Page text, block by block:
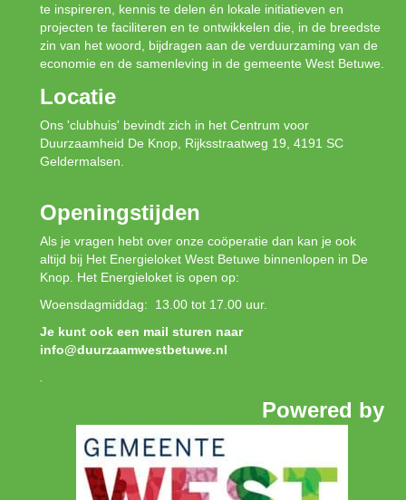
te inspireren, kennis te delen én lokale initiatieven en
projecten te faciliteren en te ontwikkelen die, in de breedste
zin van het woord, bijdragen aan de verduurzaming van de
economie en de samenleving in de gemeente West Betuwe.
Locatie
Ons 'clubhuis' bevindt zich in het Centrum voor
Duurzaamheid De Knop, Rijksstraatweg 19, 4191 SC
Geldermalsen.
Openingstijden
Als je vragen hebt over onze coöperatie dan kan je ook
altijd bij Het Energieloket West Betuwe binnenlopen in De
Knop. Het Energieloket is open op:
Woensdagmiddag: 13.00 tot 17.00 uur.
Je kunt ook een mail sturen naar
info@duurzaamwestbetuwe.nl
Powered by